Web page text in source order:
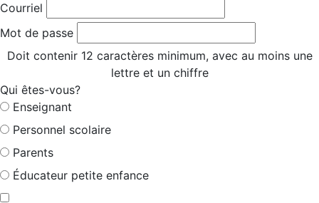
Courriel
Mot de passe
Doit contenir 12 caractères minimum, avec au moins une
lettre et un chiffre
Qui êtes-vous?
Enseignant
Personnel scolaire
Parents
Éducateur petite enfance